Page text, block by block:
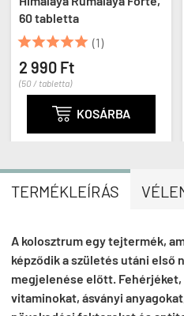
60 tabletta
 (1)
2 990 Ft
(50 / tabletta)
 KOSÁRBA
TERMÉKLEÍRÁS
A kolosztrum egy tejtermék,
képződik a születés utáni első
megjelenése előtt.
vitaminokat, ásványi